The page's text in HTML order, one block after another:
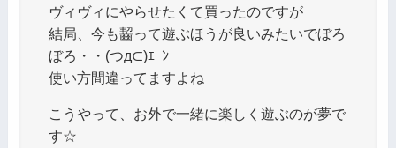
ヴィヴィにやらせたくて買ったのですが
結局、今も齧って遊ぶほうが良いみたいでぼろ
ぼろ・・(つд⊂)ｴｰﾝ
使い方間違ってますよね
こうやって、お外で一緒に楽しく遊ぶのが夢で
す☆